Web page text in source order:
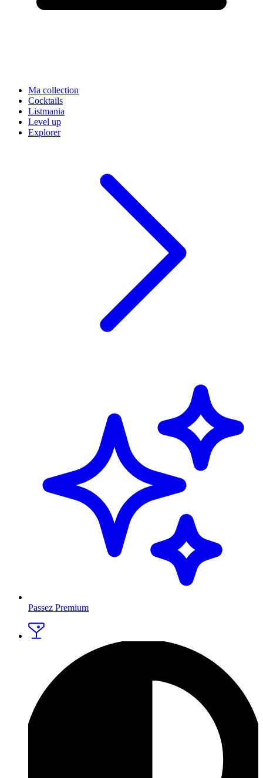
Ma collection
Cocktails
Listmania
Level up
Explorer
Passez Premium